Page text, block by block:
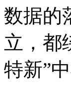
数据的
立，都
特新”